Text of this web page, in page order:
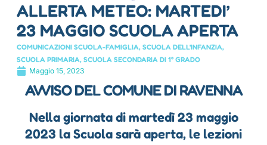
ALLERTA METEO: MARTEDI’
23 MAGGIO SCUOLA APERTA
COMUNICAZIONI SCUOLA-FAMIGLIA, SCUOLA DELL'INFANZIA,
SCUOLA PRIMARIA, SCUOLA SECONDARIA DI 1° GRADO
Maggio 15, 2023
AVVISO DEL COMUNE DI RAVENNA
Nella giornata di martedì 23 maggio
2023 la Scuola sarà aperta, le lezioni